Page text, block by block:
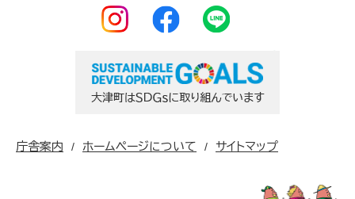
庁舎案内 ホームページについて サイトマップ